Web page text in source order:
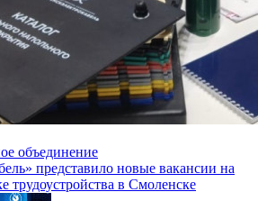
объединение
представило новые вакансии на
трудоустройства в Смоленске